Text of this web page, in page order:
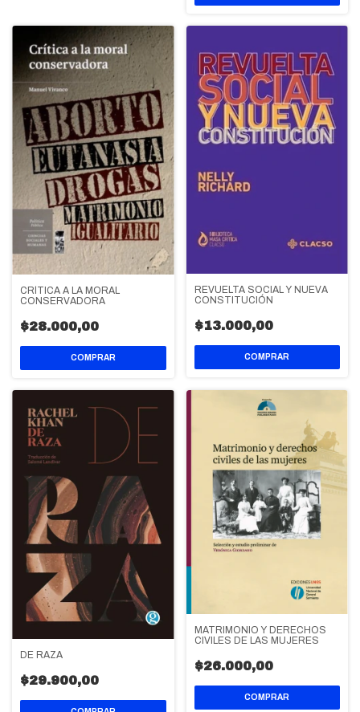
CRÍTICA A LA MORAL
CONSERVADORA
$28.000,00
REVUELTA SOCIAL Y NUEVA
CONSTITUCIÓN
$13.000,00
DE RAZA
$29.900,00
MATRIMONIO Y DERECHOS
CIVILES DE LAS MUJERES
$26.000,00